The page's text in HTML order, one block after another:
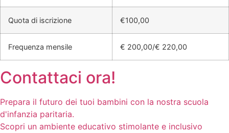
Quota di iscrizione €100,00
Frequenza mensile € 200,00/€ 220,00
Contattaci ora!
Prepara il futuro dei tuoi bambini con la nostra scuola
d'infanzia paritaria.
Scopri un ambiente educativo stimolante e inclusivo